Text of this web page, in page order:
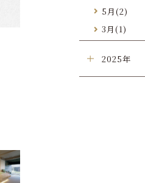
5月(2)
3月(1)
2025年
ご宿泊予約
ご宿泊プラン一覧